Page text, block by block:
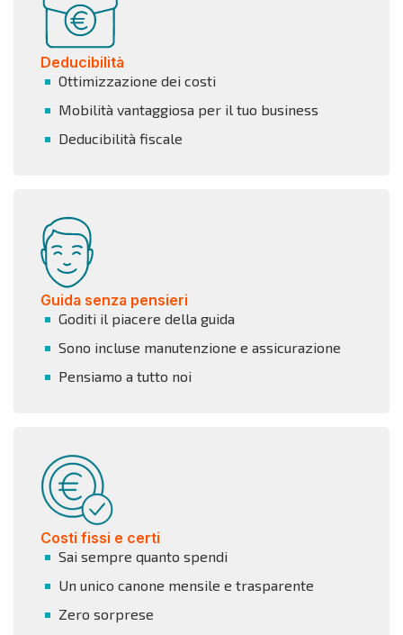
Deducibilità
Ottimizzazione dei costi
Mobilità vantaggiosa per il tuo business
Deducibilità fiscale
Guida senza pensieri
Goditi il piacere della guida
Sono incluse manutenzione e assicurazione
Pensiamo a tutto noi
Costi fissi e certi
Sai sempre quanto spendi
Un unico canone mensile e trasparente
Zero sorprese